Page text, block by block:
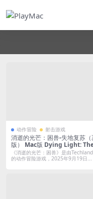
动作冒险 射击游戏
消逝的光芒：困兽-失地复苏（
版） Mac版 Dying Light:
ast For Mac v1.6.1｜中文移植
末日丧尸生存3A新作｜全DLC+
《消逝的光芒：困兽》是由
的动作冒险游戏，2025年9月19日...